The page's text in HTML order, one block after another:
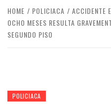
HOME POLICIACA
ACCIDENTE
OCHO MESES RESULTA
SEGUNDO PISO
POLICIACA